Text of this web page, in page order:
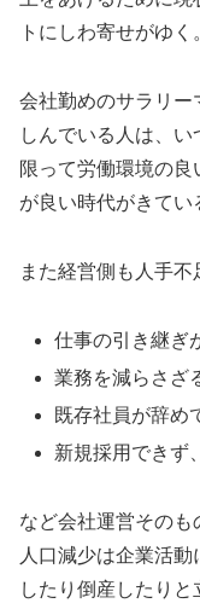
トにしわ寄せがゆく
会社勤めのサラリー
しんでいる人は、
限って労働環境の良
が良い時代がきてい
また経営側も人手不
仕事の引き継ぎ
業務を減らさざ
既存社員が辞め
新規採用できず
など会社運営そのも
人口減少は企業活
したり倒産したりと